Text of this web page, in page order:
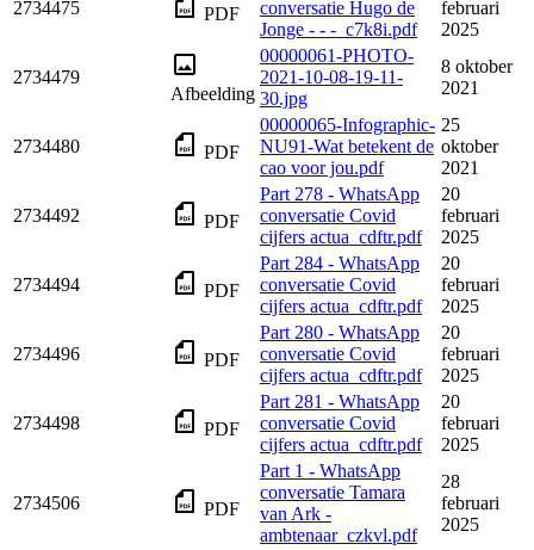
2734475 PDF
conversatie Hugo de
Jonge - - -_c7k8i.pdf
februari
2025
2734479
Afbeelding
00000061-PHOTO-
2021-10-08-19-11-
30.jpg
8 oktober
2021
2734480 PDF
00000065-Infographic-
NU91-Wat betekent de
cao voor jou.pdf
25
oktober
2021
2734492 PDF
Part 278 - WhatsApp
conversatie Covid
cijfers actua_cdftr.pdf
20
februari
2025
2734494 PDF
Part 284 - WhatsApp
conversatie Covid
cijfers actua_cdftr.pdf
20
februari
2025
2734496 PDF
Part 280 - WhatsApp
conversatie Covid
cijfers actua_cdftr.pdf
20
februari
2025
2734498 PDF
Part 281 - WhatsApp
conversatie Covid
cijfers actua_cdftr.pdf
20
februari
2025
2734506 PDF
Part 1 - WhatsApp
conversatie Tamara
van Ark -
ambtenaar_czkvl.pdf
28
februari
2025